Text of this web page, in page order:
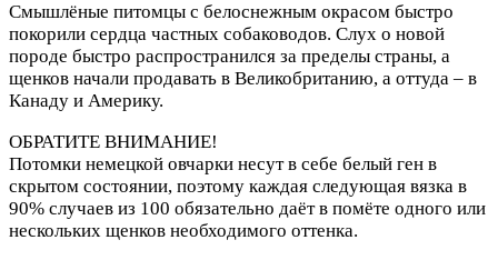
Смышлёные питомцы с белоснежным окрасом быстро
покорили сердца частных собаководов. Слух о новой
породе быстро распространился за пределы страны, а
щенков начали продавать в Великобританию, а оттуда – в
Канаду и Америку.
ОБРАТИТЕ ВНИМАНИЕ!
Потомки немецкой овчарки несут в себе белый ген в
скрытом состоянии, поэтому каждая следующая вязка в
90% случаев из 100 обязательно даёт в помёте одного или
нескольких щенков необходимого оттенка.